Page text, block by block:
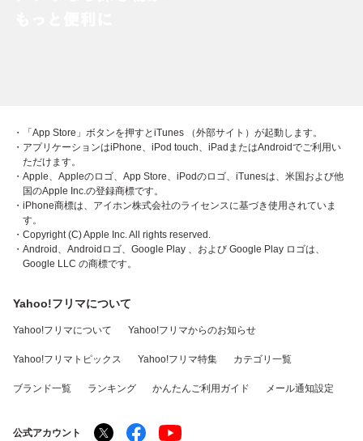
・「App Store」ボタンを押すとiTunes （外部サイト）が起動します。
・アプリケーションはiPhone、iPod touch、iPadまたはAndroidでご利用い
ただけます。
・Apple、Appleのロゴ、App Store、iPodのロゴ、iTunesは、米国および他
国のApple Inc.の登録商標です。
・iPhone商標は、アイホン株式会社のライセンスに基づき使用されていま
す。
・Copyright (C) Apple Inc. All rights reserved.
・Android、Androidロゴ、Google Play 、および Google Play ロゴは、
Google LLC の商標です。
Yahoo!フリマについて
Yahoo!フリマについて Yahoo!フリマからのお知らせ
Yahoo!フリマトピックス Yahoo!フリマ特集 カテゴリ一覧
ブランド一覧 ランキング かんたんご利用ガイド メール通知設定
公式アカウント